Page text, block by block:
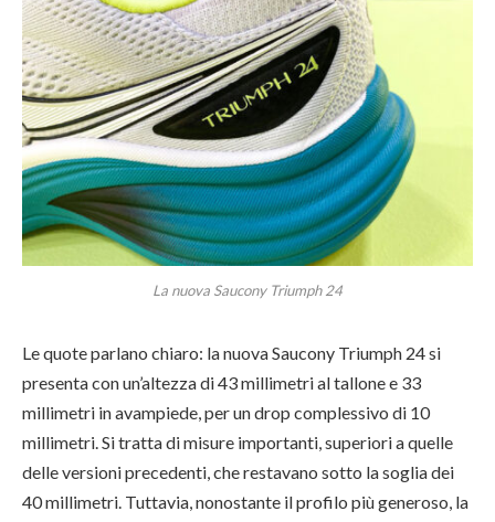
La nuova Saucony Triumph 24
Le quote parlano chiaro: la nuova Saucony Triumph 24 si
presenta con un’altezza di 43 millimetri al tallone e 33
millimetri in avampiede, per un drop complessivo di 10
millimetri. Si tratta di misure importanti, superiori a quelle
delle versioni precedenti, che restavano sotto la soglia dei
40 millimetri. Tuttavia, nonostante il profilo più generoso, la